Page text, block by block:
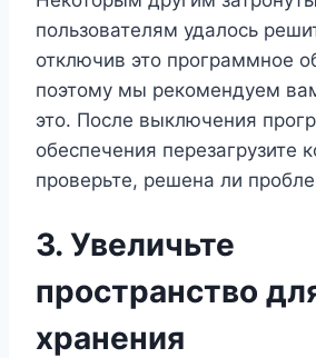
пользователям удалось
отключив это программное
поэтому мы рекомендуем
это. После выключения
обеспечения перезагрузите
проверьте, решена ли
3. Увеличьте
пространство
хранения